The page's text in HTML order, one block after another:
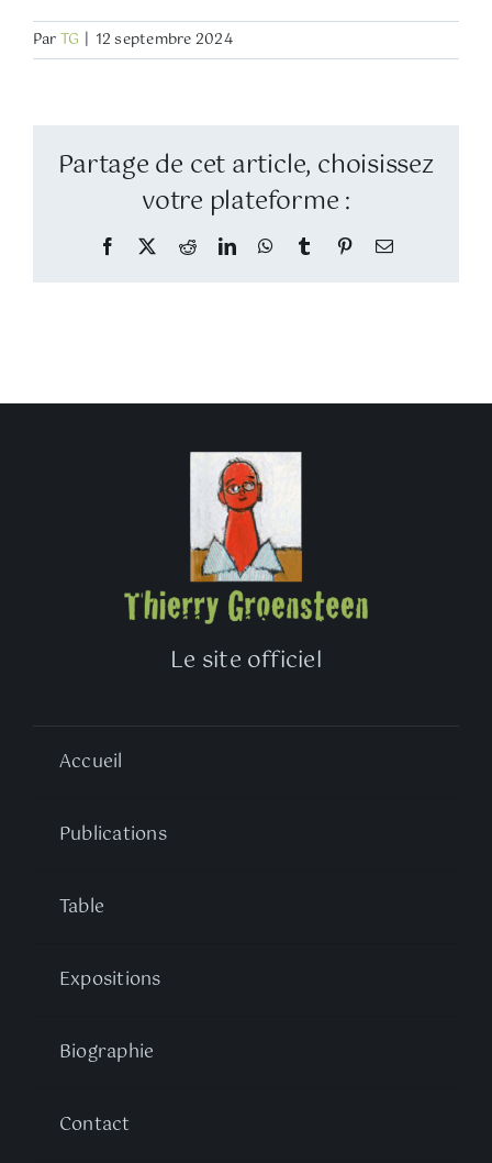
ParTG | 12 septembre 2024
Partage de cet article, choisissez
votre plateforme :
Facebook
TwitterRedditLinkedInWhatsApp
TumblrPinterestEmail
Le site officiel
Accueil
Publications
Table
Expositions
Biographie
Contact